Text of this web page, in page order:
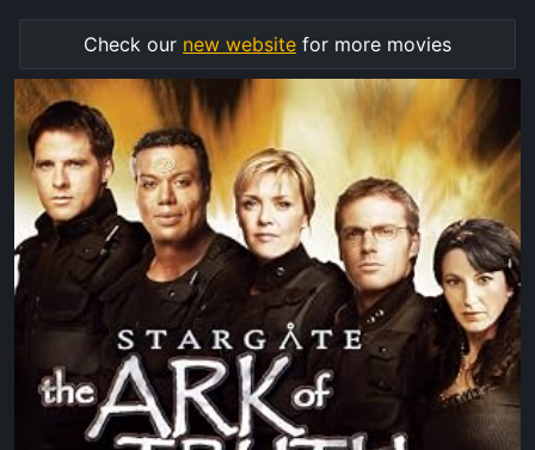
Check our new website for more movies